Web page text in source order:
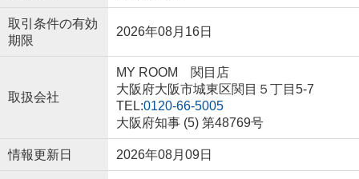
取引条件の有効
期限
2026年08月16日
取扱会社
MY ROOM 関目店
大阪府大阪市城東区関目５丁目5-7
TEL:0120-66-5005
大阪府知事 (5) 第48769号
情報更新日 2026年08月09日